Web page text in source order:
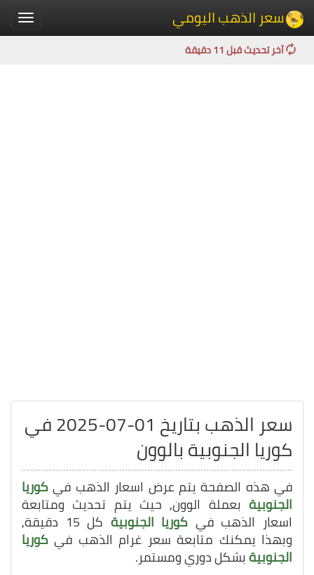
Toggle سعر الذهب اليومي
آخر تحديث قبل 11 دقيقة
سعر الذهب بتاريخ 01-07-2025 في
كوريا الجنوبية بالوون
في هذه الصفحة يتم عرض اسعار الذهب فيكوريا
الجنوبية بعملة الوون, حيث يتم تحديث ومتابعة
اسعار الذهب في كوريا الجنوبية كل 15 دقيقة,
وبهذا يمكنك متابعة سعر غرام الذهب في كوريا
الجنوبيةبشكل دوري ومستمر.